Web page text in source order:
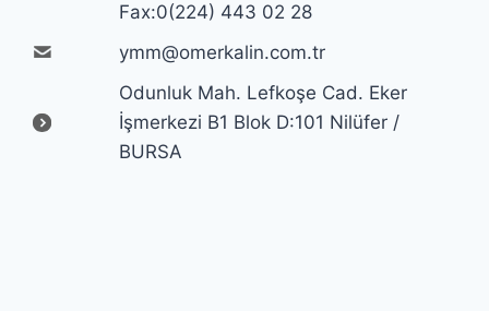
Fax:0(224) 443 02 28
ymm@omerkalin.com.tr
Odunluk Mah. Lefkoşe Cad. Eker
İşmerkezi B1 Blok D:101 Nilüfer /
BURSA